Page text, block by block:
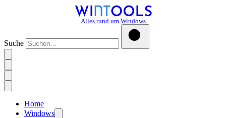
Alles rund um Windows
Suche
Home
Windows